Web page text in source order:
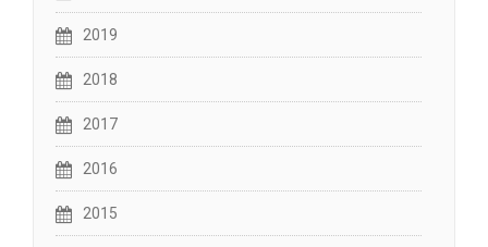
2019
2018
2017
2016
2015